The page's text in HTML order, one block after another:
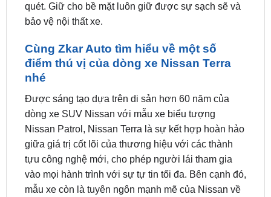
Cùng Zkar Auto tìm hiểu về một số
nhé
Được sáng tạo dựa trên di sản hơn 60 năm của
dòng xe SUV Nissan với mẫu xe biểu tượng
Nissan Patrol, Nissan Terra là sự kết hợp hoàn hảo
giữa giá trị cốt lõi của thương hiệu với các thành
tựu công nghệ mới, cho phép người lái tham gia
vào mọi hành trình với sự tự tin tối đa. Bên cạnh đó,
mẫu xe còn là tuyên ngôn mạnh mẽ của Nissan về
thông điệp “Chuyển động thông minh” mà thương
hiệu đang phát triển. Nissan Terra sở hữu các công